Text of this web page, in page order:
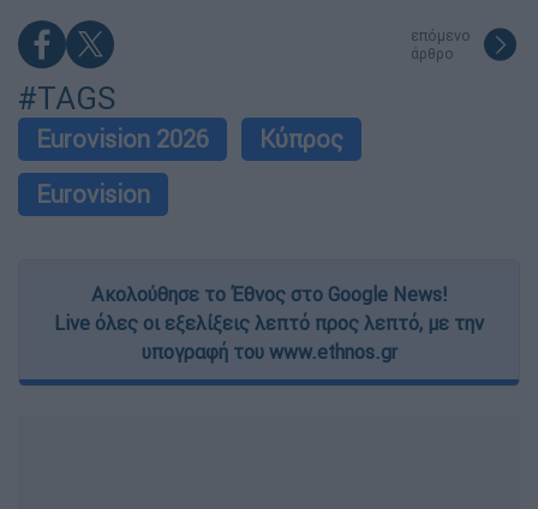
επόμενο
άρθρο
#TAGS
Eurovision 2026
Κύπρος
Eurovision
Ακολούθησε το Έθνος στο Google News!
Live όλες οι εξελίξεις λεπτό προς λεπτό, με την
υπογραφή του www.ethnos.gr